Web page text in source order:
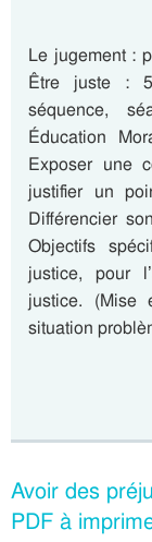
Le jugement :
Être juste :
séquence,
Éducation
Exposer une
justifier un
Différencier
Objectifs
justice, pour
justice. (Mise
situation
Avoir des
PDF à